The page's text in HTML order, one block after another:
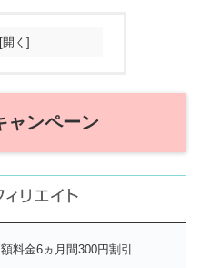
ャンペーン
額料金6ヵ月間300円割引